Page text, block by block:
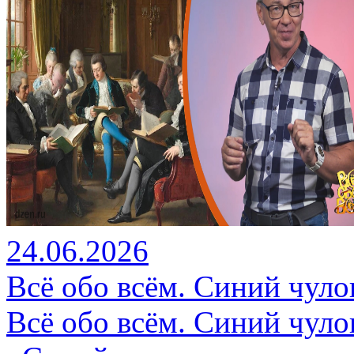
24.06.2026
Всё обо всём. Синий
Всё обо всём. Синий